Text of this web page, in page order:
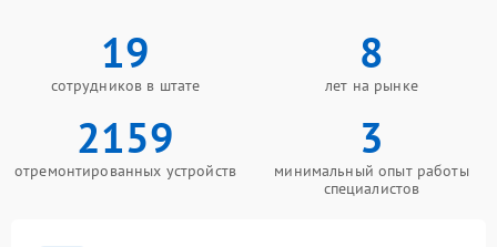
19
сотрудников в штате
8
лет на рынке
2159
отремонтированных устройств
3
минимальный опыт работы
специалистов